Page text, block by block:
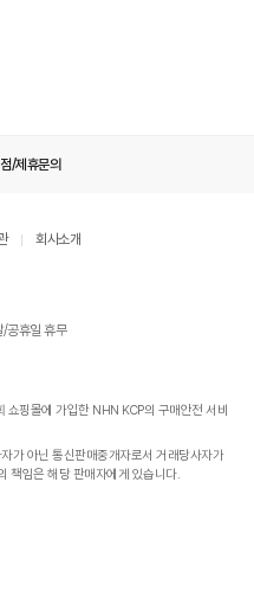
/제휴문의
회사소개
휴일 휴무
사 : 문인식)
)
쇼핑몰에 가입한 NHN KCP의 구매안전 서비
가 아닌 통신판매중개자로서 거래당사자가
책임은 해당 판매자에게 있습니다.